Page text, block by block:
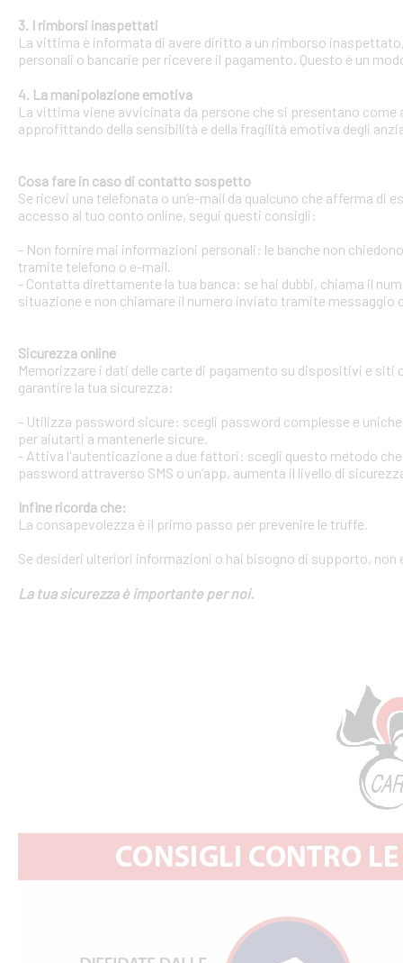
3. I rimborsi inaspettati
La vittima è informata di avere diritto a un rimborso
personali o bancarie per ricevere il pagamento. Questo è un
4. La manipolazione emotiva
La vittima viene avvicinata da persone che si presentano
approfittando della sensibilità e della fragilità emotiva degli
Cosa fare in caso di contatto sospetto
Se ricevi una telefonata o un’e-mail da qualcuno che afferma di
accesso al tuo conto online, segui questi consigli:
- Non fornire mai informazioni personali: le banche non
tramite telefono o e-mail.
- Contatta direttamente la tua banca: se hai dubbi, chiama il
situazione e non chiamare il numero inviato tramite messaggio
Sicurezza online
Memorizzare i dati delle carte di pagamento su dispositivi e
garantire la tua sicurezza:
- Utilizza password sicure: scegli password complesse e
per aiutarti a mantenerle sicure.
- Attiva l'autenticazione a due fattori: scegli questo metodo
password attraverso SMS o un’app, aumenta il livello di
Infine ricorda che:
La consapevolezza è il primo passo per prevenire le truffe.
Se desideri ulteriori informazioni o hai bisogno di supporto,
La tua sicurezza è importante per noi.